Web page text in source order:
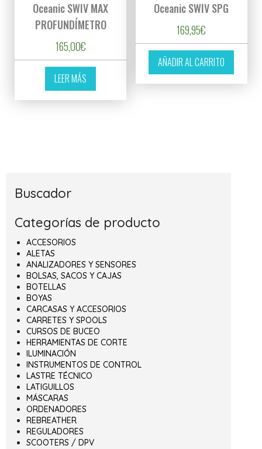
Oceanic SWIV MAX
PROFUNDÍMETRO
165,00€
LEER MÁS
Oceanic SWIV SPG
169,95€
AÑADIR AL CARRITO
Buscador
Categorías de producto
ACCESORIOS
ALETAS
ANALIZADORES Y SENSORES
BOLSAS, SACOS Y CAJAS
BOTELLAS
BOYAS
CARCASAS Y ACCESORIOS
CARRETES Y SPOOLS
CURSOS DE BUCEO
HERRAMIENTAS DE CORTE
ILUMINACIÓN
INSTRUMENTOS DE CONTROL
LASTRE TÉCNICO
LATIGUILLOS
MÁSCARAS
ORDENADORES
REBREATHER
REGULADORES
SCOOTERS / DPV